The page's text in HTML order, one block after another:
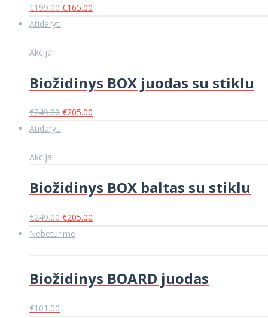
€199.00 Original
€165.00
Atidaryti
Akcija!
Biožidinys BOX juodas su stiklu
€249.00 Original
€205.00
Atidaryti
Akcija!
Biožidinys BOX baltas su stiklu
€249.00 Original
price
€205.00
Nebeturime
Biožidinys BOARD juodas
€101.00